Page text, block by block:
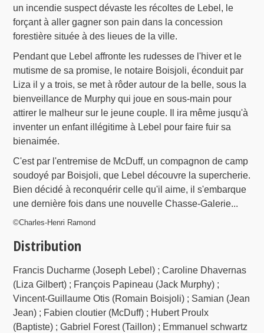
un incendie suspect dévaste les récoltes de Lebel, le
forçant à aller gagner son pain dans la concession
forestière située à des lieues de la ville.
Pendant que Lebel affronte les rudesses de l'hiver et le
mutisme de sa promise, le notaire Boisjoli, éconduit par
Liza il y a trois, se met à rôder autour de la belle, sous la
bienveillance de Murphy qui joue en sous-main pour
attirer le malheur sur le jeune couple. Il ira même jusqu'à
inventer un enfant illégitime à Lebel pour faire fuir sa
bienaimée.
C'est par l'entremise de McDuff, un compagnon de camp
soudoyé par Boisjoli, que Lebel découvre la supercherie.
Bien décidé à reconquérir celle qu'il aime, il s'embarque
une dernière fois dans une nouvelle Chasse-Galerie...
©Charles-Henri Ramond
Distribution
Francis Ducharme (Joseph Lebel) ; Caroline Dhavernas
(Liza Gilbert) ; François Papineau (Jack Murphy) ;
Vincent-Guillaume Otis (Romain Boisjoli) ; Samian (Jean
Jean) ; Fabien cloutier (McDuff) ; Hubert Proulx
(Baptiste) ; Gabriel Forest (Taillon) ; Emmanuel schwartz